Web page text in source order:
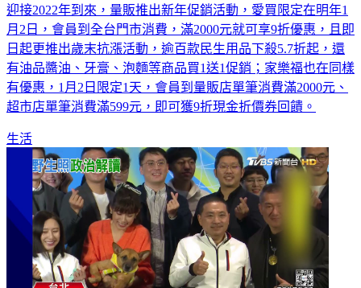
迎接2022年到來，量販推出新年促銷活動，愛買限定在明年1
月2日，會員到全台門市消費，滿2000元就可享9折優惠，且即
日起更推出歲末抗漲活動，逾百款民生用品下殺5.7折起，還
有油品醬油、牙膏、泡麵等商品買1送1促銷；家樂福也在同樣
有優惠，1月2日限定1天，會員到量販店單筆消費滿2000元、
超市店單筆消費滿599元，即可獲9折現金折價券回饋。
生活